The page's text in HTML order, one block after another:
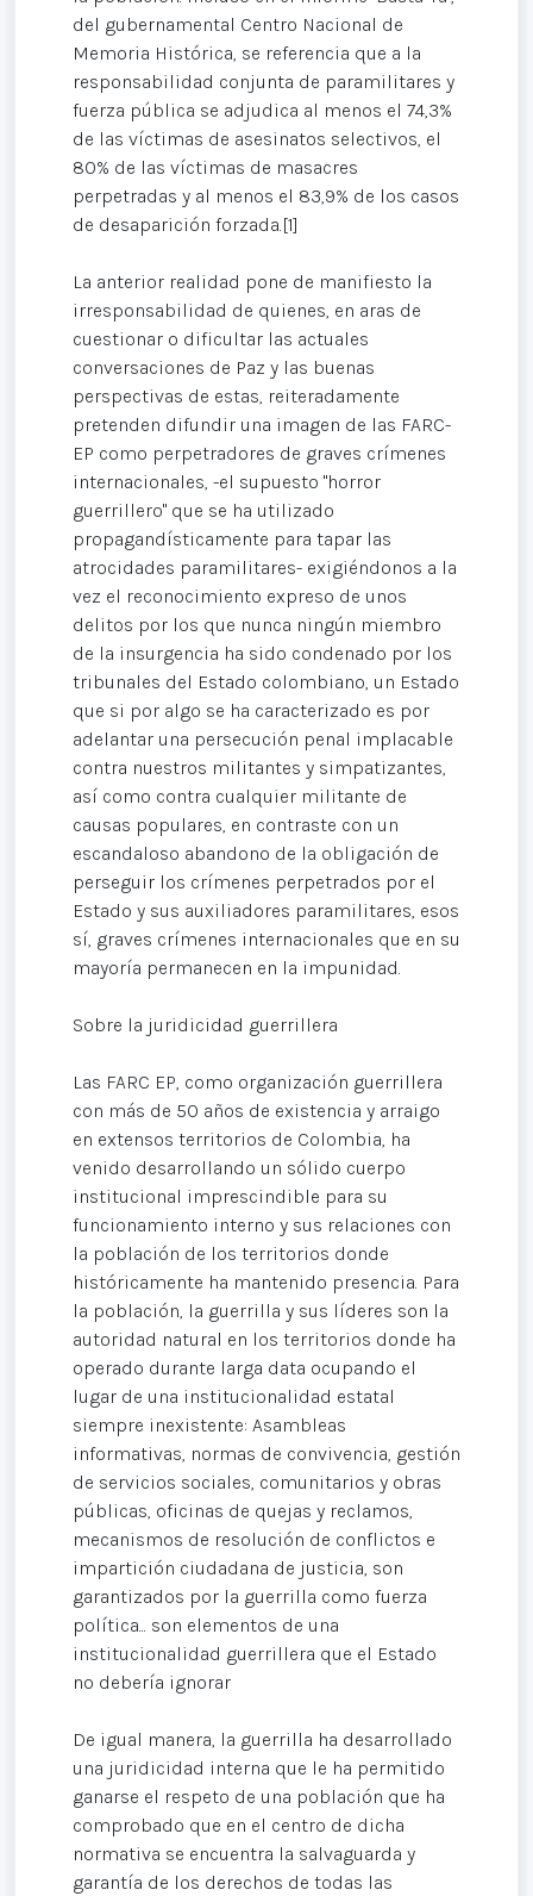
del gubernamental Centro Nacional de
Memoria Histórica, se referencia que a la
responsabilidad conjunta de paramilitares y
fuerza pública se adjudica al menos el 74,3%
de las víctimas de asesinatos selectivos, el
80% de las víctimas de masacres
perpetradas y al menos el 83,9% de los casos
de desaparición forzada.[1]
La anterior realidad pone de manifiesto la
irresponsabilidad de quienes, en aras de
cuestionar o dificultar las actuales
conversaciones de Paz y las buenas
perspectivas de estas, reiteradamente
pretenden difundir una imagen de las FARC-
EP como perpetradores de graves crímenes
internacionales, -el supuesto "horror
guerrillero" que se ha utilizado
propagandísticamente para tapar las
atrocidades paramilitares- exigiéndonos a la
vez el reconocimiento expreso de unos
delitos por los que nunca ningún miembro
de la insurgencia ha sido condenado por los
tribunales del Estado colombiano, un Estado
que si por algo se ha caracterizado es por
adelantar una persecución penal implacable
contra nuestros militantes y simpatizantes,
así como contra cualquier militante de
causas populares, en contraste con un
escandaloso abandono de la obligación de
perseguir los crímenes perpetrados por el
Estado y sus auxiliadores paramilitares, esos
sí, graves crímenes internacionales que en su
mayoría permanecen en la impunidad.
Sobre la juridicidad guerrillera
Las FARC EP, como organización guerrillera
con más de 50 años de existencia y arraigo
en extensos territorios de Colombia, ha
venido desarrollando un sólido cuerpo
institucional imprescindible para su
funcionamiento interno y sus relaciones con
la población de los territorios donde
históricamente ha mantenido presencia. Para
la población, la guerrilla y sus líderes son la
autoridad natural en los territorios donde ha
operado durante larga data ocupando el
lugar de una institucionalidad estatal
siempre inexistente: Asambleas
informativas, normas de convivencia, gestión
de servicios sociales, comunitarios y obras
públicas, oficinas de quejas y reclamos,
mecanismos de resolución de conflictos e
impartición ciudadana de justicia, son
garantizados por la guerrilla como fuerza
política... son elementos de una
institucionalidad guerrillera que el Estado
no debería ignorar
De igual manera, la guerrilla ha desarrollado
una juridicidad interna que le ha permitido
ganarse el respeto de una población que ha
comprobado que en el centro de dicha
normativa se encuentra la salvaguarda y
garantía de los derechos de todas las